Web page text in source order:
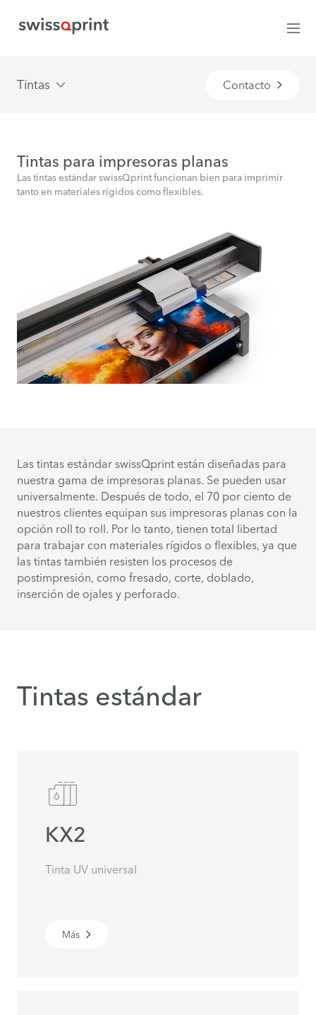
Tintas Contacto
Tintas para impresoras planas
Las tintas estándar swissQprint funcionan bien para imprimir
tanto en materiales rígidos como flexibles.
Las tintas estándar swissQprint están diseñadas para
nuestra gama de impresoras planas. Se pueden usar
universalmente. Después de todo, el 70 por ciento de
nuestros clientes equipan sus impresoras planas con la
opción roll to roll. Por lo tanto, tienen total libertad
para trabajar con materiales rígidos o flexibles, ya que
las tintas también resisten los procesos de
postimpresión, como fresado, corte, doblado,
inserción de ojales y perforado.
Tintas estándar
KX2
Tinta UV universal
Más